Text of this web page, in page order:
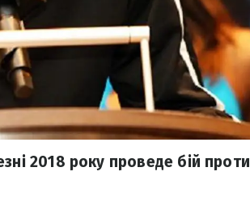
2018 року проведе бій проти